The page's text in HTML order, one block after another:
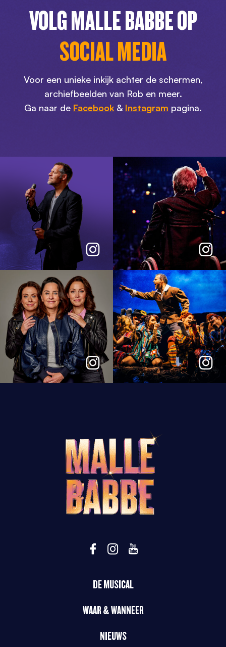
VOLG MALLE BABBE OP
SOCIAL MEDIA
Voor een unieke inkijk achter de schermen,
archiefbeelden van Rob en meer.
Ga naar de Facebook & Instagram pagina.
DE MUSICAL
WAAR & WANNEER
NIEUWS